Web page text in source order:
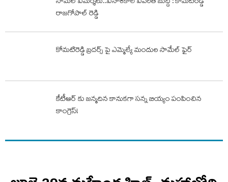
రాజగోపాల్ రెడ్డి
కోమటిరెడ్డి బ్రదర్స్ పై ఎమ్మెల్యే మందుల సామేల్ ఫైర్
కేటీఆర్ కు జన్మదిన కానుకగా సన్న బియ్యం పంపించిన
కాంగ్రెస్!